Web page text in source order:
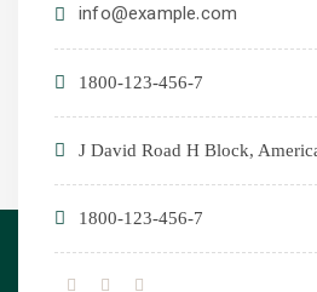
info@example.com
1800-123-456-7
1800-123-456-7